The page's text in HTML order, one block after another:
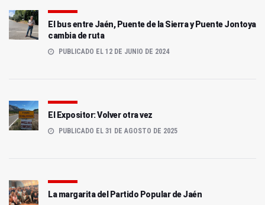
El bus entre Jaén, Puente de la Sierra y Puente Jontoya
cambia de ruta
PUBLICADO EL 12 DE JUNIO DE 2024
El Expositor: Volver otra vez
PUBLICADO EL 31 DE AGOSTO DE 2025
La margarita del Partido Popular de Jaén